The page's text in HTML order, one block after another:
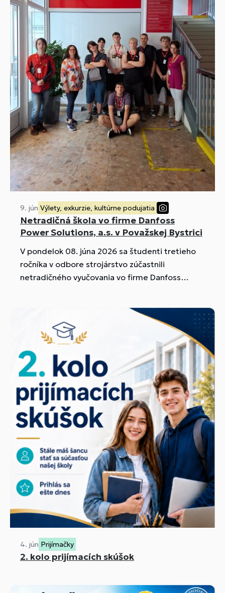
9. jún Výlety, exkurzie, kultúrne podujatia
Netradičná škola vo firme Danfoss
Power Solutions, a.s. v Považskej Bystrici
V pondelok 08. júna 2026 sa študenti tretieho
ročníka v odbore strojárstvo zúčastnili
netradičného vyučovania vo firme Danfoss
4. jún Prijímačky
2. kolo prijímacích skúšok